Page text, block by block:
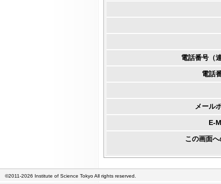
電話番号（
電話
メール
E-
この画面
©2011-2026 Institute of Science Tokyo All rights reserved.